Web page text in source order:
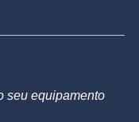
seu equipamento